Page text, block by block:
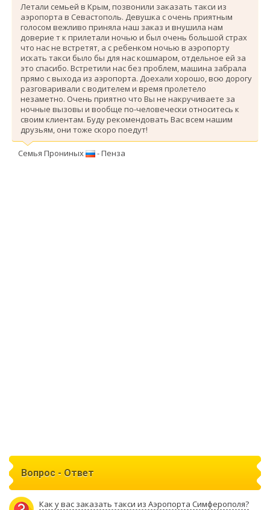
Летали семьей в Крым, позвонили заказать такси из
аэропорта в Севастополь. Девушка с очень приятным
голосом вежливо приняла наш заказ и внушила нам
доверие т к прилетали ночью и был очень большой страх
что нас не встретят, а с ребенком ночью в аэропорту
искать такси было бы для нас кошмаром, отдельное ей за
это спасибо. Вcтретили нас без проблем, машина забрала
прямо с выхода из аэропорта. Доехали хорошо, всю дорогу
разговаривали с водителем и время пролетело
незаметно. Очень приятно что Вы не накручиваете за
ночные вызовы и вообще по-человечески относитесь к
своим клиентам. Буду рекомендовать Вас всем нашим
друзьям, они тоже скоро поедут!
Семья Прониных - Пенза
Вопрос - Ответ
Как у вас заказать такси из Аэропорта Симферополя?